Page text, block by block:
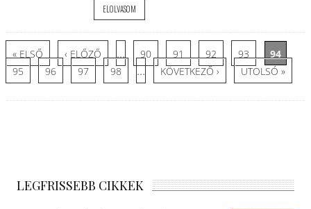
ELOLVASOM
Oldalak
« ELSŐ ‹ ELŐZŐ … 90 91 92 93
94
95
96 97 98 … KÖVETKEZŐ › UTOLSÓ »
LEGFRISSEBB CIKKEK